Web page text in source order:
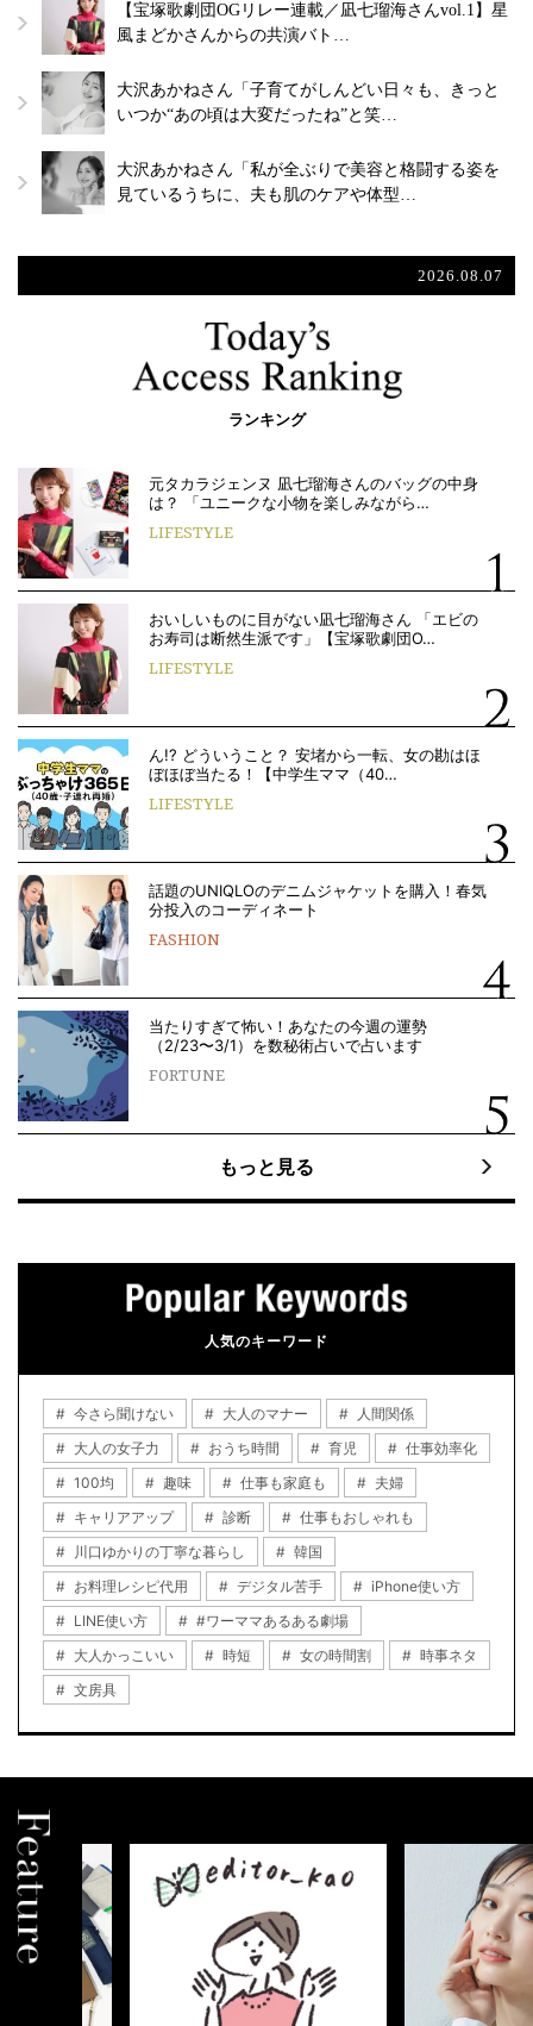
【宝塚歌劇団OGリレー連載／凪七瑠海さんvol.1】星
風まどかさんからの共演バト…
大沢あかねさん「子育てがしんどい日々も、きっと
いつか“あの頃は大変だったね”と笑…
大沢あかねさん「私が全ぶりで美容と格闘する姿を
見ているうちに、夫も肌のケアや体型…
2026.08.07
ランキング
元タカラジェンヌ 凪七瑠海さんのバッグの中身
は？ 「ユニークな小物を楽しみながら…
LIFESTYLE
おいしいものに目がない凪七瑠海さん 「エビの
お寿司は断然生派です」【宝塚歌劇団O…
LIFESTYLE
ん!? どういうこと？ 安堵から一転、女の勘はほ
ぼほぼ当たる！【中学生ママ（40…
LIFESTYLE
話題のUNIQLOのデニムジャケットを購入！春気
分投入のコーディネート
FASHION
当たりすぎて怖い！あなたの今週の運勢
（2/23〜3/1）を数秘術占いで占います
FORTUNE
もっと見る
人気のキーワード
今さら聞けない 大人のマナー
人間関係
大人の女子力
おうち時間 育児
仕事効率化
100均
趣味 仕事も家庭も
夫婦
キャリアアップ
診断
仕事もおしゃれも
川口ゆかりの丁寧な暮らし
韓国
お料理レシピ代用
デジタル苦手
iPhone使い方
LINE使い方
#ワーママあるある劇場
大人かっこいい
時短 女の時間割
時事ネタ
文房具